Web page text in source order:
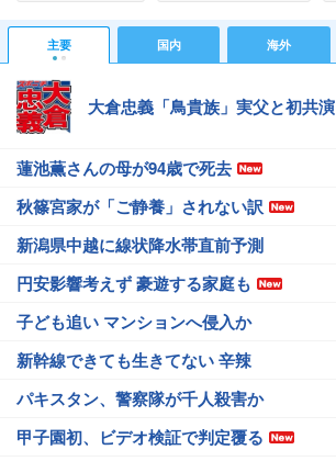
主要 国内 海外
大倉忠義「鳥貴族」実父と初共演
蓮池薫さんの母が94歳で死去
秋篠宮家が「ご静養」されない訳
新潟県中越に線状降水帯直前予測
円安影響考えず 豪遊する家庭も
子ども追い マンションへ侵入か
新幹線できても生きてない 辛辣
パキスタン、警察隊が千人殺害か
甲子園初、ビデオ検証で判定覆る